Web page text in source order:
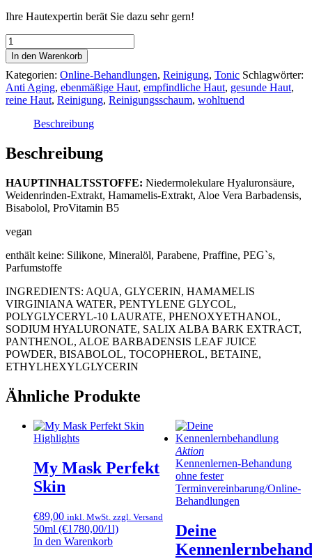
Ihre Hautexpertin berät Sie dazu sehr gern!
My
Cleansing
Tonic
Sensitive
Mini
Menge
In den Warenkorb
Kategorien: Online-Behandlungen, Reinigung, Tonic Schlagwörter:
Anti Aging, ebenmäßige Haut, empfindliche Haut, gesunde Haut,
reine Haut, Reinigung, Reinigungsschaum, wohltuend
Beschreibung
Beschreibung
HAUPTINHALTSSTOFFE: Niedermolekulare Hyaluronsäure,
Weidenrinden-Extrakt, Hamamelis-Extrakt, Aloe Vera Barbadensis,
Bisabolol, ProVitamin B5
vegan
enthält keine: Silikone, Mineralöl, Parabene, Praffine, PEG`s,
Parfumstoffe
INGREDIENTS: AQUA, GLYCERIN, HAMAMELIS
VIRGINIANA WATER, PENTYLENE GLYCOL,
POLYGLYCERYL-10 LAURATE, PHENOXYETHANOL,
SODIUM HYALURONATE, SALIX ALBA BARK EXTRACT,
PANTHENOL, ALOE BARBADENSIS LEAF JUICE
POWDER, BISABOLOL, TOCOPHEROL, BETAINE,
ETHYLHEXYLGLYCERIN
Ähnliche Produkte
Highlights
My Mask Perfekt
Skin
€89,00 inkl. MwSt. zzgl. Versand
50ml (€1780,00/1l)
In den Warenkorb
Aktion
Kennenlernen-Behandung
ohne fester
Terminvereinbarung/Online-
Behandlungen
Deine